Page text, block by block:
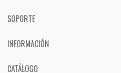
SOPORTE
INFORMACIÓN
CATÁLOGO